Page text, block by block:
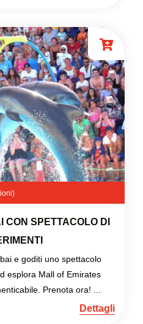
CON SPETTACOLO DI
e goditi uno spettacolo
esplora Mall of Emirates
Prenota ora! ...
Dettagli